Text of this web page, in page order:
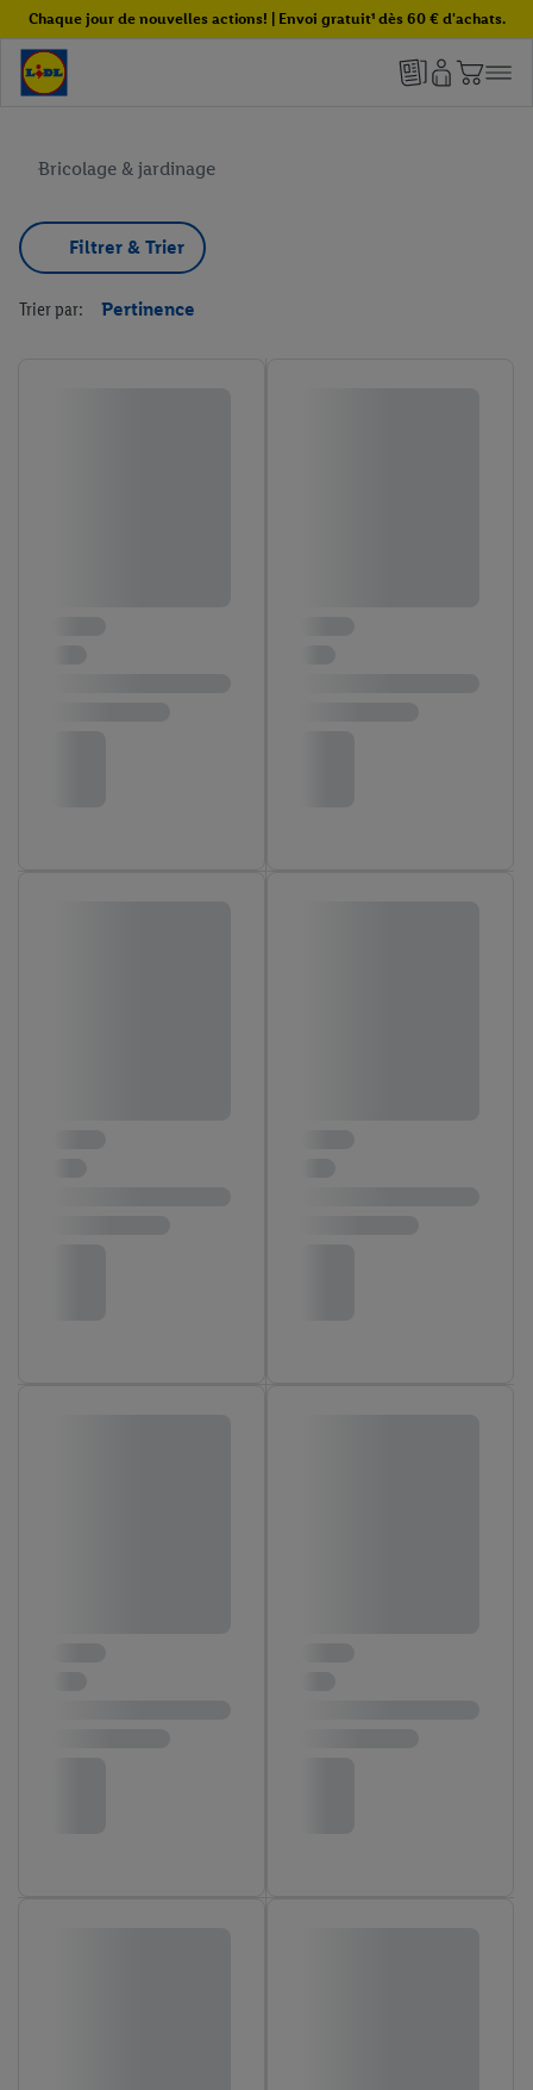
Chaque jour de nouvelles actions! | Envoi gratuit¹ dès 60 € d'achats.
Bricolage & jardinage
Filtrer & Trier
Trier par: Pertinence